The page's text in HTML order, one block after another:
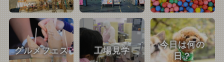
グルメフェス 工場見学
今日は何の
日？